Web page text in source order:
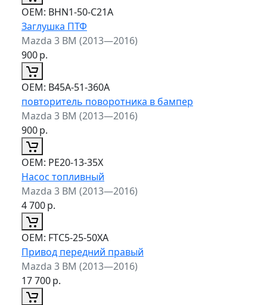
ОЕМ: BHN1-50-C21A
Заглушка ПТФ
Mazda 3 BM (2013—2016)
900р.
ОЕМ: B45A-51-360A
повторитель поворотника в бампер
Mazda 3 BM (2013—2016)
900р.
ОЕМ: PE20-13-35X
Насос топливный
Mazda 3 BM (2013—2016)
4 700р.
ОЕМ: FTC5-25-50XA
Привод передний правый
Mazda 3 BM (2013—2016)
17 700р.